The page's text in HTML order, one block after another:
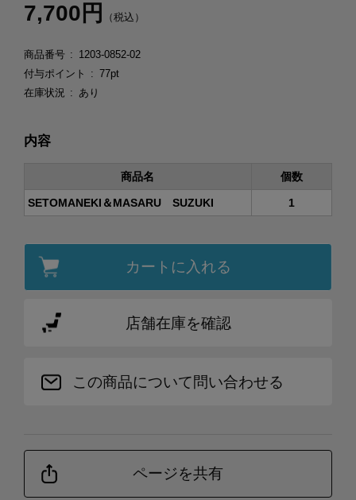
7,700円 （税込）
商品番号
1203-0852-02
付与ポイント
77pt
在庫状況
あり
カートに入れる
店舗在庫を確認
内容
商品名 個数
SETOMANEKI＆MASARU SUZUKI 1
この商品について問い合わせる
ページを共有